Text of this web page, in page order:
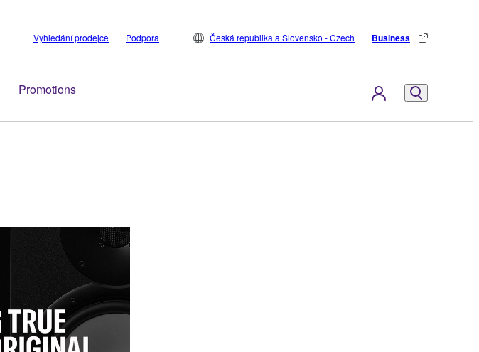
Promotions
Vyhledání prodejce Podpora Česká republika a Slovensko - Czech Business